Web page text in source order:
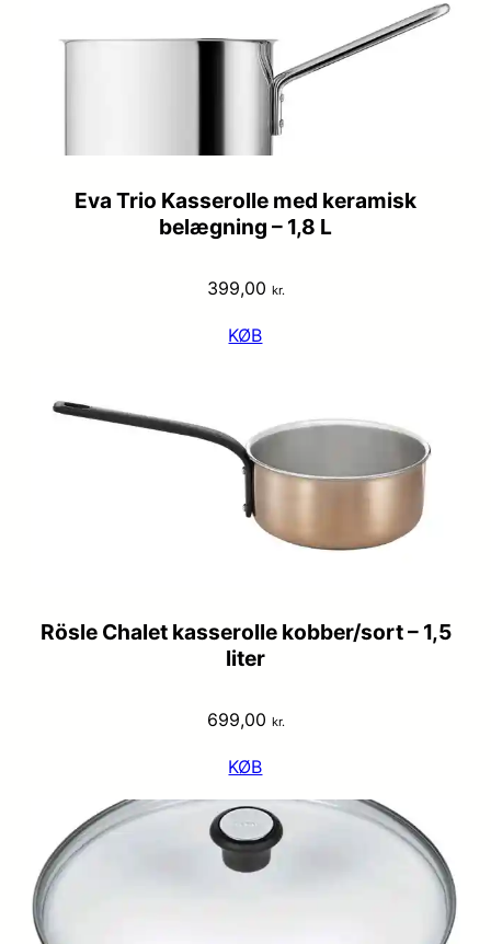
Eva Trio Kasserolle med keramisk
belægning – 1,8 L
399,00 kr.
KØB
Rösle Chalet kasserolle kobber/sort – 1,5
liter
699,00 kr.
KØB